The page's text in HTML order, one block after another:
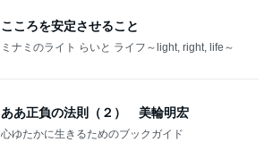
こころを安定させること
ミナミのライト らいと ライフ～light, right, life～
ああ正負の法則（２） 美輪明宏
心ゆたかに生きるためのブックガイド